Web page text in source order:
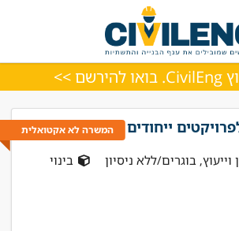
המשרה לא אקטואלית ייחודים
וייעוץ, בוגרים/ללא ניסיון
בינוי